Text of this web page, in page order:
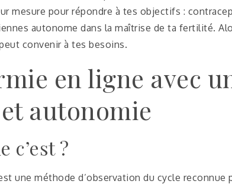
mesure pour répondre à tes objectifs :
autonome dans la maîtrise de ta fertilité.
convenir à tes besoins.
en ligne avec
autonomie
c’est ?
une méthode d’observation du cycle reconnue